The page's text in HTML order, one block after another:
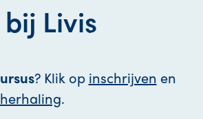
Livis
? Klik op inschrijven en
herhaling.